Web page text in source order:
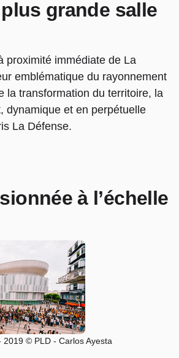
grande salle
proximité immédiate de La
emblématique du rayonnement
la transformation du territoire, la
dynamique et en perpétuelle
La Défense.
à l’échelle
© PLD - Carlos Ayesta